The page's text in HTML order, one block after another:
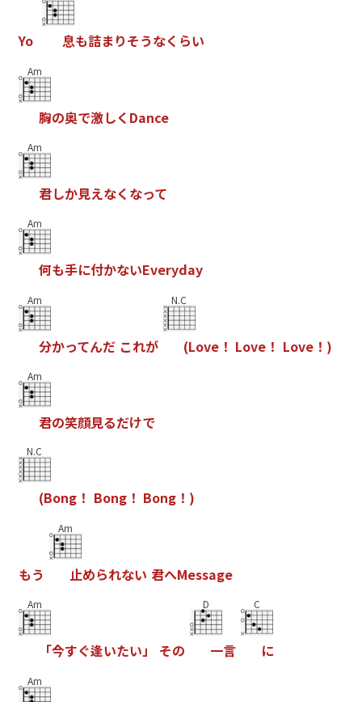
Yo 息も詰まりそうなく らい
Am
胸の奥で激しく Dance
Am
君しか見えなく なって
Am
何も手に付かないEveryday
Am
分かってんだ これが
N.C
(Love！ Love ！ Love！ )
Am
君の笑顔見るだけで
N.C
(Bong！ Bong！ Bong ！ )
もう
Am
止められない 君へMessage
Am
「今すぐ逢いたい」 その
D
一言
C
に
Am